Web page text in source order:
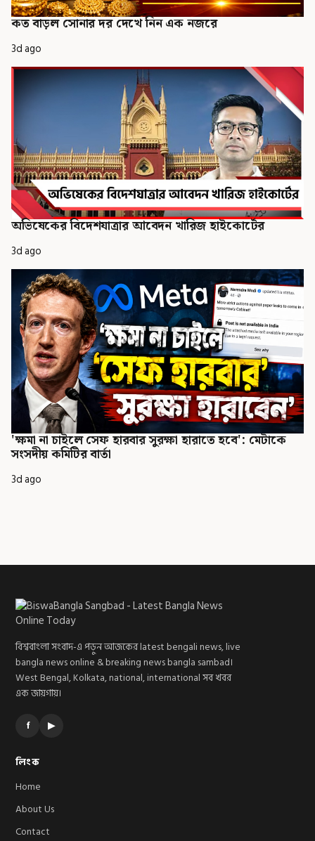
কত বাড়ল সোনার দর দেখে নিন এক নজরে
3d ago
অভিষেকের বিদেশযাত্রার আবেদন খারিজ হাইকোর্টের
3d ago
'ক্ষমা না চাইলে সেফ হারবার সুরক্ষা হারাতে হবে': মেটাকে
সংসদীয় কমিটির বার্তা
3d ago
বিশ্ববাংলা সংবাদ-এ পড়ুন আজকের latest bengali news, live
bangla news online & breaking news bangla sambad।
West Bengal, Kolkata, national, international সব খবর
এক জায়গায়।
f ▶
লিংক
Home
About Us
Contact